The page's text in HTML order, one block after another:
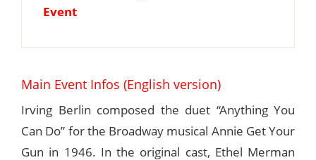
Event
Main Event Infos (English version)
Irving Berlin composed the duet “Anything You
Can Do” for the Broadway musical Annie Get Your
Gun in 1946. In the original cast, Ethel Merman